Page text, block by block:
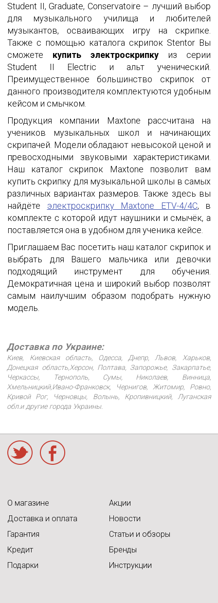
Student II, Graduate, Conservatoire – лучший выбор
для музыкального училища и любителей
музыкантов, осваивающих игру на скрипке.
Также с помощью каталога скрипок Stentor Вы
сможете купить электроскрипку из серии
Student II Electric и альт ученический.
Преимущественное большинство скрипок от
данного производителя комплектуются удобным
кейсом и смычком.
Продукция компании Maxtone рассчитана на
учеников музыкальных школ и начинающих
скрипачей. Модели обладают невысокой ценой и
превосходными звуковыми характеристиками.
Наш каталог скрипок Maxtone позволит вам
купить скрипку для музыкальной школы в самых
различных вариантах размеров. Также здесь вы
найдёте электроскрипку Maxtone ETV-4/4C, в
комплекте с которой идут наушники и смычёк, а
поставляется она в удобном для ученика кейсе.
Приглашаем Вас посетить наш каталог скрипок и
выбрать для Вашего мальчика или девочки
подходящий инструмент для обучения.
Демократичная цена и широкий выбор позволят
самым наилучшим образом подобрать нужную
модель.
Доставка по Украине:
Киев, Киевская область, Одесса, Днепр, Львов, Харьков,
Донецкая область,Херсон, Полтава, Запорожье, Закарпатье,
Черкассы, Тернополь, Сумы, Николаев, Винница,
Хмельницкий,Ивано-Франковск, Чернигов, Житомир, Ровно,
Кривой Рог, Черновцы, Волынь, Кропивницкий, Луганская
обл.и другие города Украины.
О магазине
Доставка и оплата
Гарантия
Кредит
Подарки
Акции
Новости
Статьи и обзоры
Бренды
Инструкции